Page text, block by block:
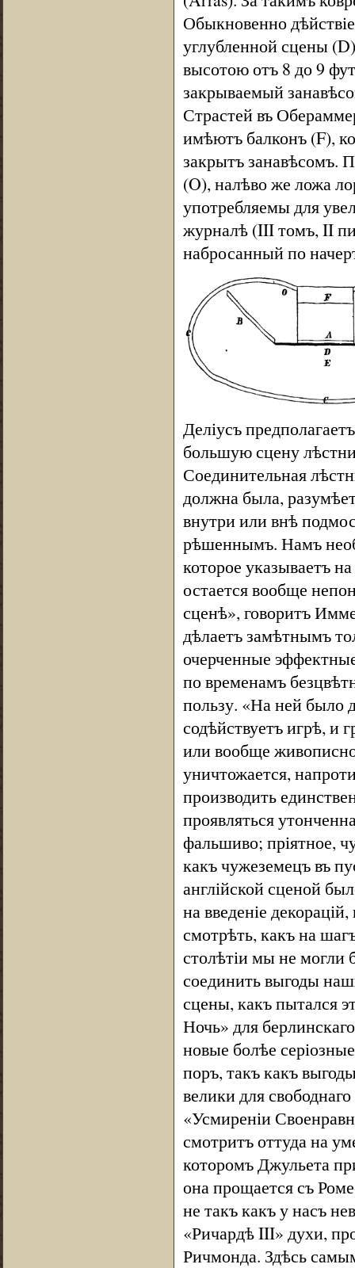
Обыкновенно
углубленной сцены
высотою отъ 8 до 9
закрываемый
Страстей въ
имѣютъ балконъ (F),
закрытъ занавѣсомъ.
(O), налѣво же ложа
употребляемы для
журналѣ (III томъ, II
набросанный по
Деліусъ
большую сцену
Соединительная
должна была,
внутри или внѣ
рѣшеннымъ. Намъ
которое указываетъ
остается вообще
сценѣ», говоритъ
дѣлаетъ замѣтнымъ
очерченные
по временамъ
пользу. «На ней было
содѣйствуетъ игрѣ, и
или вообще
уничтожается,
производить
проявляться
фальшиво; пріятное,
какъ чужеземецъ въ
англійской сценой
на введеніе
смотрѣть, какъ на
столѣтіи мы не
соединить выгоды
сцены, какъ пытался
Ночь» для
новые болѣе
поръ, такъ какъ
велики для
«Усмиреніи
смотритъ оттуда на
которомъ Джульета
она прощается съ
не такъ какъ у насъ
«Ричардѣ III» духи,
Ричмонда. Здѣсь